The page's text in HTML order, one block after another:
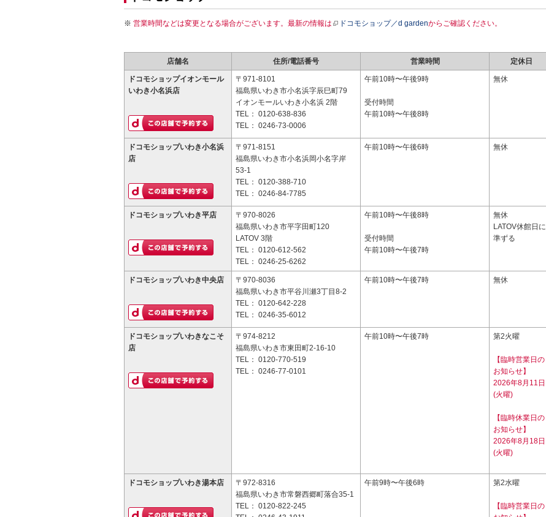
営業時間などは変更となる場合がございます。最新の情報は ドコモショップ／d gardenからご確認ください。
店舗名 住所/電話番号 営業時間 定休日
ドコモショップイオンモール
いわき小名浜店
〒971-8101
福島県いわき市小名浜字辰巳町79
イオンモールいわき小名浜 2階
TEL： 0120-638-836
TEL： 0246-73-0006
午前10時〜午後9時
受付時間
午前10時〜午後8時
無休
ドコモショップいわき小名浜
店
〒971-8151
福島県いわき市小名浜岡小名字岸
53-1
TEL： 0120-388-710
TEL： 0246-84-7785
午前10時〜午後6時 無休
ドコモショップいわき平店
〒970-8026
福島県いわき市平字田町120
LATOV 3階
TEL： 0120-612-562
TEL： 0246-25-6262
午前10時〜午後8時
受付時間
午前10時〜午後7時
無休
LATOV休館日に
準ずる
ドコモショップいわき中央店
〒970-8036
福島県いわき市平谷川瀬3丁目8-2
TEL： 0120-642-228
TEL： 0246-35-6012
午前10時〜午後7時 無休
ドコモショップいわきなこそ
店
〒974-8212
福島県いわき市東田町2-16-10
TEL： 0120-770-519
TEL： 0246-77-0101
午前10時〜午後7時 第2火曜
【臨時営業日の
お知らせ】
2026年8月11日
(火曜)
【臨時休業日の
お知らせ】
2026年8月18日
(火曜)
ドコモショップいわき湯本店
〒972-8316
福島県いわき市常磐西郷町落合35-1
TEL： 0120-822-245
午前9時〜午後6時 第2水曜
【臨時営業日の